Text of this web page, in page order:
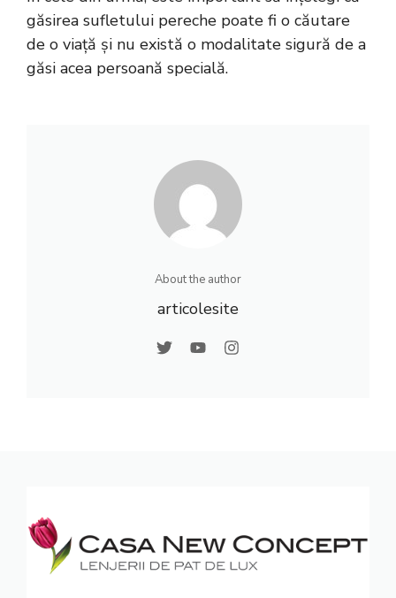
găsirea sufletului pereche poate fi o căutare
de o viață și nu există o modalitate sigură de a
găsi acea persoană specială.
About the author
articolesite